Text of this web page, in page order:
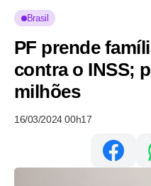
Brasil
PF prende
contra o INSS;
milhões
16/03/2024 00h17